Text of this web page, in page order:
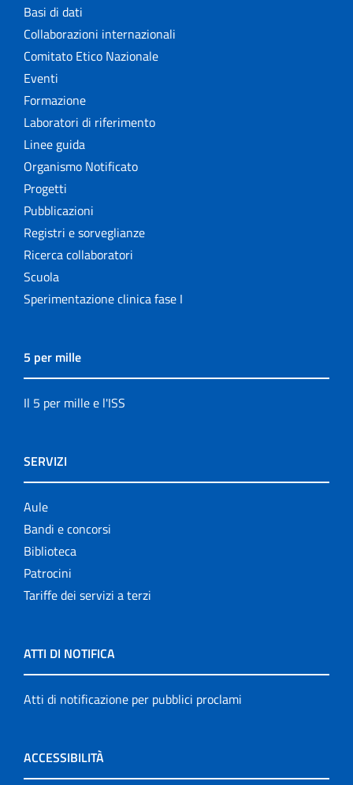
Basi di dati
Collaborazioni internazionali
Comitato Etico Nazionale
Eventi
Formazione
Laboratori di riferimento
Linee guida
Organismo Notificato
Progetti
Pubblicazioni
Registri e sorveglianze
Ricerca collaboratori
Scuola
Sperimentazione clinica fase I
5 per mille
Il 5 per mille e l'ISS
SERVIZI
Aule
Bandi e concorsi
Biblioteca
Patrocini
Tariffe dei servizi a terzi
ATTI DI NOTIFICA
Atti di notificazione per pubblici proclami
ACCESSIBILITÀ